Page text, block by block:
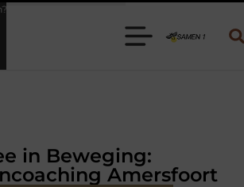
voor jouw klus
in Beweging:
Amersfoort